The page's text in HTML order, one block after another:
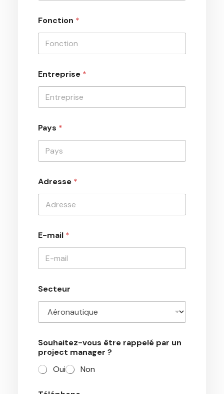
Fonction *
Entreprise *
Pays *
Adresse *
E-mail *
Secteur
Souhaitez-vous être rappelé par un
project manager ?
Oui
Non